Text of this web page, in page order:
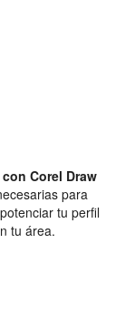
Corel Draw
para
tu perfil
tu área.